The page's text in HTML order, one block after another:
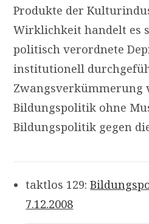
Produkte der
Wirklichkeit handelt es
politisch verordnete
institutionell
Zwangsverkümmerung
Bildungspolitik ohne
Bildungspolitik gegen
taktlos 129:
7.12.2008